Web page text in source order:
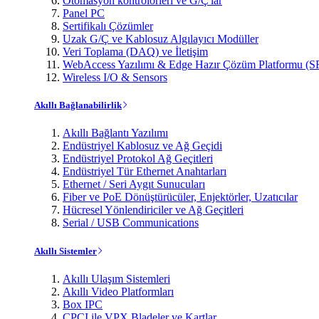
Panel PC
Sertifikalı Çözümler
Uzak G/Ç ve Kablosuz Algılayıcı Modüller
Veri Toplama (DAQ) ve İletişim
WebAccess Yazılımı & Edge Hazır Çözüm Platformu
Wireless I/O & Sensors
Akıllı Bağlanabilirlik
Akıllı Bağlantı Yazılımı
Endüstriyel Kablosuz ve Ağ Geçidi
Endüstriyel Protokol Ağ Geçitleri
Endüstriyel Tür Ethernet Anahtarları
Ethernet / Seri Aygıt Sunucuları
Fiber ve PoE Dönüştürücüler, Enjektörler, Uzatıcılar
Hücresel Yönlendiriciler ve Ağ Geçitleri
Serial / USB Communications
Akıllı Sistemler
Akıllı Ulaşım Sistemleri
Akıllı Video Platformları
Box IPC